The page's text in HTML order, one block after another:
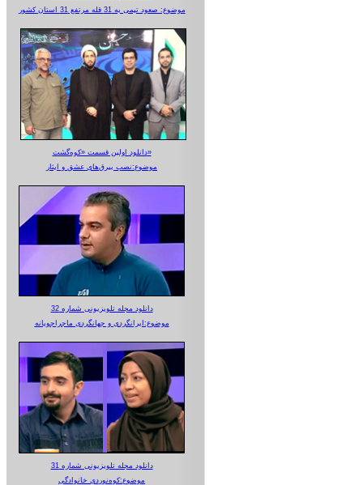
موضوع: صعود تیمی به 31 قله مرتفع 31 استان کشور
دانلود اولین قسمت «کوه‌گشت»
موضوع:نصب بیرق‌های عشق و ایثار
دانلود مجله تلویزیونی شماره 32
موضوع:ایرانگردی و جهانگردی ماجراجویانه
دانلود مجله تلویزیونی شماره 31
موضوع:کوه‌نوردی خانوادگی